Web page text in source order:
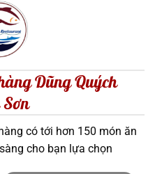
Dũng Quých
có tới hơn 150 món ăn
cho bạn lựa chọn